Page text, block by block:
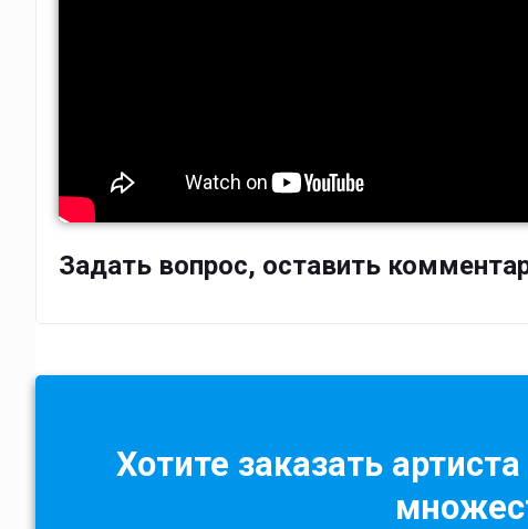
Задать вопрос, оставить
Хотите заказать